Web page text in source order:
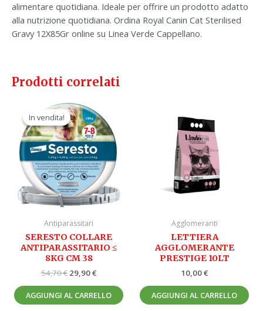
alimentare quotidiana. Ideale per offrire un prodotto adatto
alla nutrizione quotidiana. Ordina Royal Canin Cat Sterilised
Gravy 12X85Gr online su Linea Verde Cappellano.
Prodotti correlati
In vendita!
In vendita!
Antiparassitari
SERESTO COLLARE
ANTIPARASSITARIO ≤
8KG CM 38
54,70€
Il
prezzo
originale
era:
54,70 €.
29,90€
prezzo
attuale
è:
29,90 €.
AGGIUNGI AL CARRELLO
Agglomeranti
LETTIERA
AGGLOMERANTE
PRESTIGE 10LT
10,00€
AGGIUNGI AL CARRELLO